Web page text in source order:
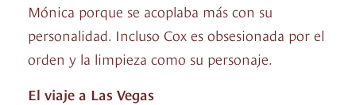
Mónica porque se acoplaba más con su
personalidad. Incluso Cox es obsesionada por el
orden y la limpieza como su personaje.
El viaje a Las Vegas